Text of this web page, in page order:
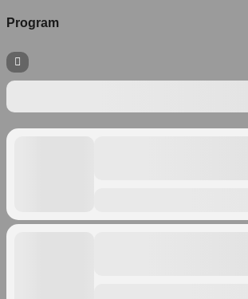
Program